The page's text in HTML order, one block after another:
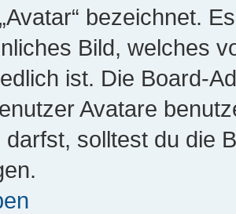
bezeichnet.
Bild, welches
ist. Die Board-
Avatare
darfst, solltest du die